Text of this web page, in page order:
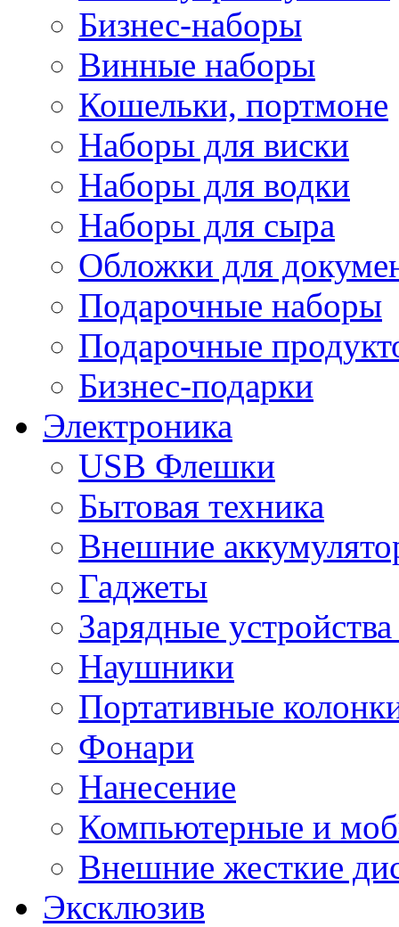
Бизнес-наборы
Винные наборы
Кошельки, портмоне
Наборы для виски
Наборы для водки
Наборы для сыра
Обложки для
Подарочные наборы
Подарочные
Бизнес-подарки
Электроника
USB Флешки
Бытовая техника
Внешние
Гаджеты
Зарядные
Наушники
Портативные
Фонари
Нанесение
Компьютерные и
Внешние жесткие
Эксклюзив